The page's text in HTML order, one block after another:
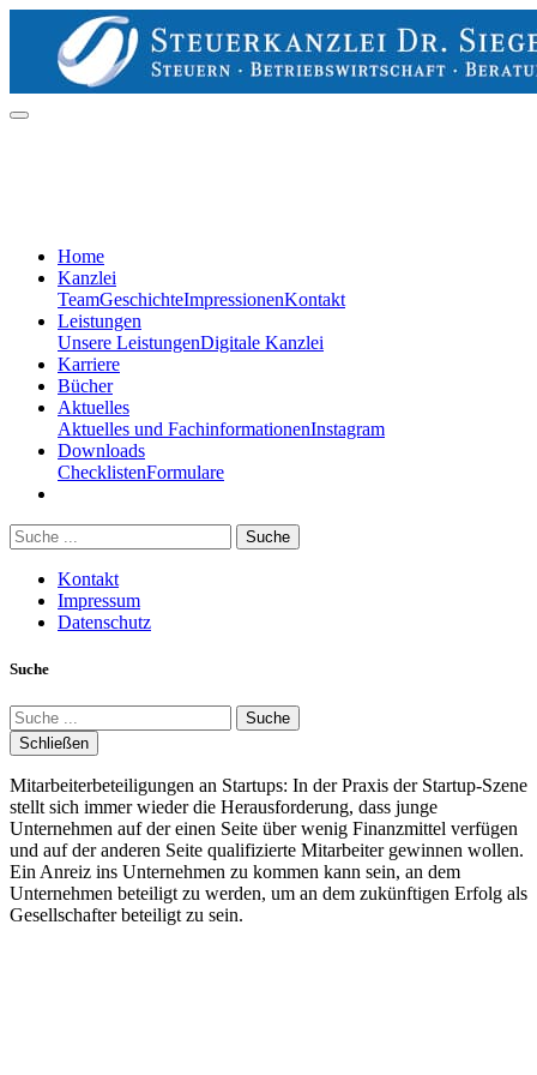
Home
Kanzlei
TeamGeschichteImpressionenKontakt
Leistungen
Unsere LeistungenDigitale Kanzlei
Karriere
Bücher
Aktuelles
Aktuelles und FachinformationenInstagram
Downloads
ChecklistenFormulare
Suche
Kontakt
Impressum
Datenschutz
Suche
Suche
Schließen
Mitarbeiterbeteiligungen an Startups: In der Praxis der Startup-Szene
stellt sich immer wieder die Herausforderung, dass junge
Unternehmen auf der einen Seite über wenig Finanzmittel verfügen
und auf der anderen Seite qualifizierte Mitarbeiter gewinnen wollen.
Ein Anreiz ins Unternehmen zu kommen kann sein, an dem
Unternehmen beteiligt zu werden, um an dem zukünftigen Erfolg als
Gesellschafter beteiligt zu sein.